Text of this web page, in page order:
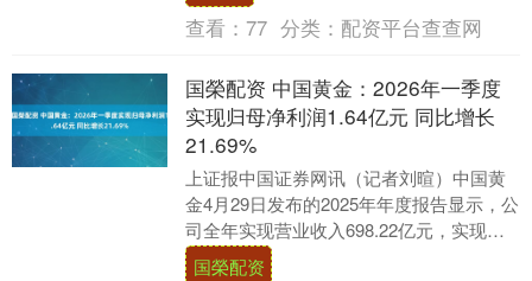
查看： 77 分类： 配资平台查查网
国榮配资 中国黄金：2026年一季度
实现归母净利润1.64亿元 同比增长
21.69%
上证报中国证券网讯（记者刘暄）中国黄
金4月29日发布的2025年年度报告显示，公
司全年实现营业收入698.22亿元，实现归
母净利润2.75亿元；同日发布的202....
国榮配资